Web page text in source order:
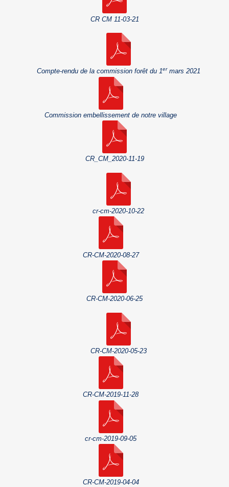
CR CM 11-03-21
Compte-rendu de la commission forêt du 1ermars 2021
Commission embellissement de notre village
CR_CM_2020-11-19
cr-cm-2020-10-22
CR-CM-2020-08-27
CR-CM-2020-06-25
CR-CM-2020-05-23
CR-CM-2019-11-28
cr-cm-2019-09-05
CR-CM-2019-04-04